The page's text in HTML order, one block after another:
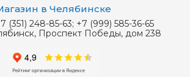
в Челябинске
(351) 248-85-63; +7 (999) 585-36-65
Проспект Победы, дом 238